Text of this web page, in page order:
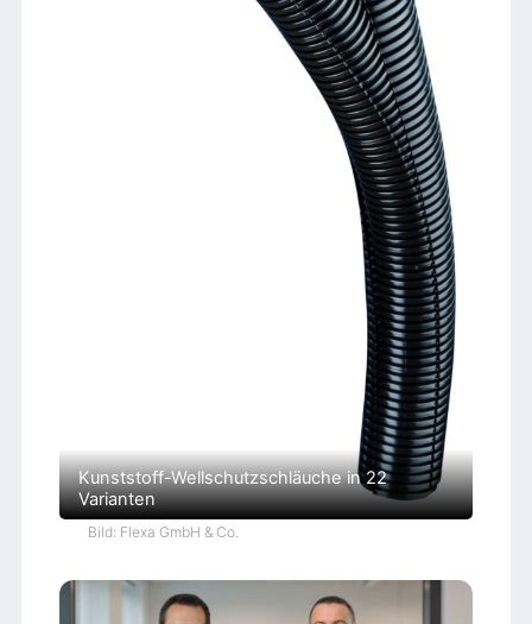
Kunststoff-Wellschutzschläuche in 22
Varianten
Bild: Flexa GmbH & Co.